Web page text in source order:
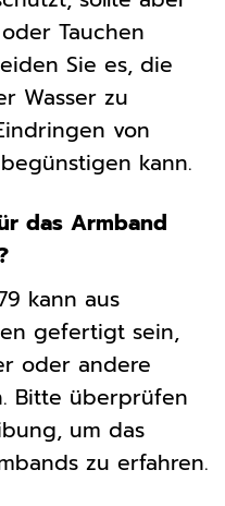
Tauchen
Sie es, die
Wasser zu
von
kann.
das Armband
kann aus
gefertigt sein,
oder andere
Bitte überprüfen
um das
zu erfahren.